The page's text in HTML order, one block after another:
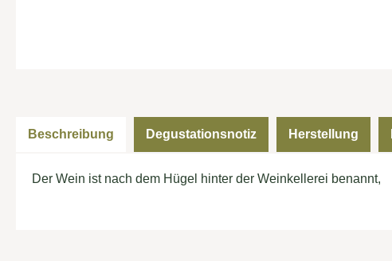
Beschreibung Degustationsnotiz Herstellung
Der Wein ist nach dem Hügel hinter der Weinkellerei benannt,